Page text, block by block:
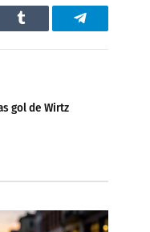
Tumblr Telegram
gol de Wirtz